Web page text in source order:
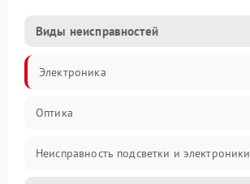
Виды неисправностей
Электроника
Оптика
Неисправность подсветки и электроники